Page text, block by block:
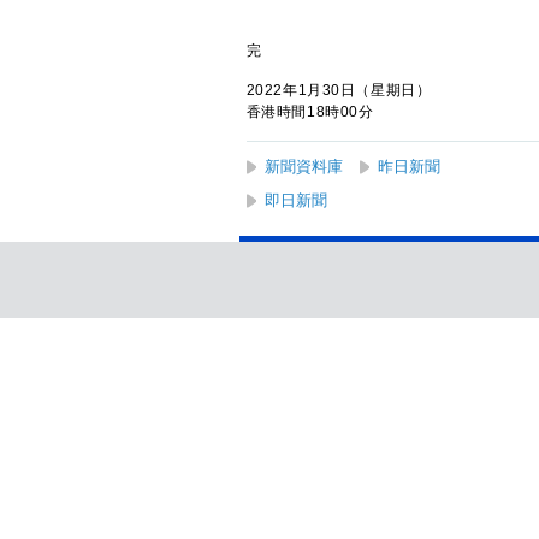
完
2022年1月30日（星期日）
香港時間18時00分
新聞資料庫 昨日新聞
即日新聞